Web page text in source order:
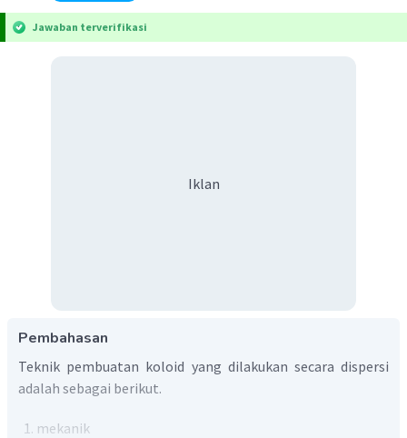
Jawaban terverifikasi
Iklan
Pembahasan
Teknik pembuatan koloid yang dilakukan secara dispersi
adalah sebagai berikut.
mekanik